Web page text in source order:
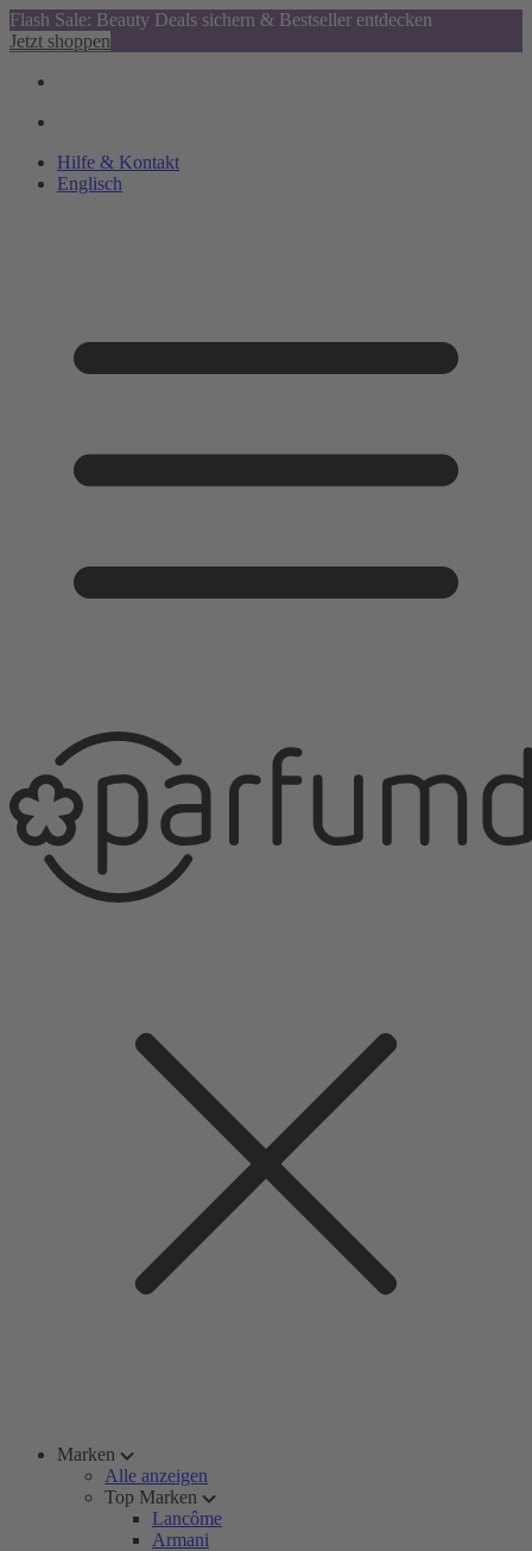
Flash Sale: Beauty Deals sichern & Bestseller entdecken
Jetzt shoppen
Hilfe & Kontakt
Englisch
Marken
Alle anzeigen
Top Marken
Lancôme
Armani